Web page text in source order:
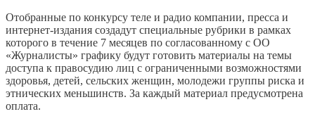
Отобранные по конкурсу теле и радио компании, пресса и
интернет-издания создадут специальные рубрики в рамках
которого в течение 7 месяцев по согласованному с ОО
«Журналисты» графику будут готовить материалы на темы
доступа к правосудию лиц с ограниченными возможностями
здоровья, детей, сельских женщин, молодежи группы риска и
этнических меньшинств. За каждый материал предусмотрена
оплата.